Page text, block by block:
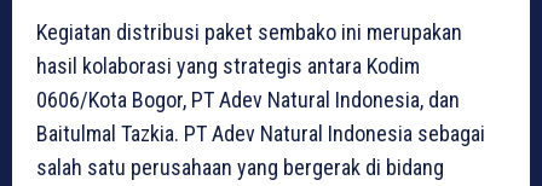
Kegiatan distribusi paket sembako ini merupakan
hasil kolaborasi yang strategis antara Kodim
0606/Kota Bogor, PT Adev Natural Indonesia, dan
Baitulmal Tazkia. PT Adev Natural Indonesia sebagai
salah satu perusahaan yang bergerak di bidang